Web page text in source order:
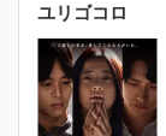
ユリゴコロ